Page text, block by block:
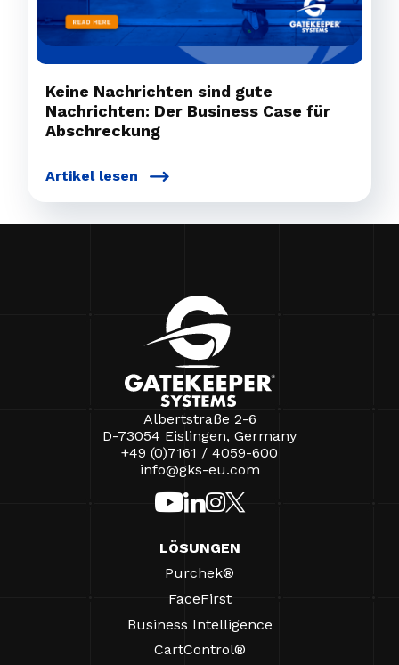
Keine Nachrichten sind gute
Nachrichten: Der Business Case für
Abschreckung
Artikel lesen
Albertstraße 2-6
D-73054 Eislingen, Germany
+49 (0)7161 / 4059-600
info@gks-eu.com
LÖSUNGEN
Purchek®
FaceFirst
Business Intelligence
CartControl®